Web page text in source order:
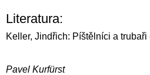
Literatura:
Keller, Jindřich: Píštělníci a
Pavel Kurfürst